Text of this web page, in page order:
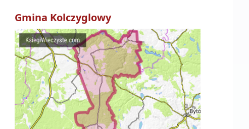
Gmina Kolczyglowy